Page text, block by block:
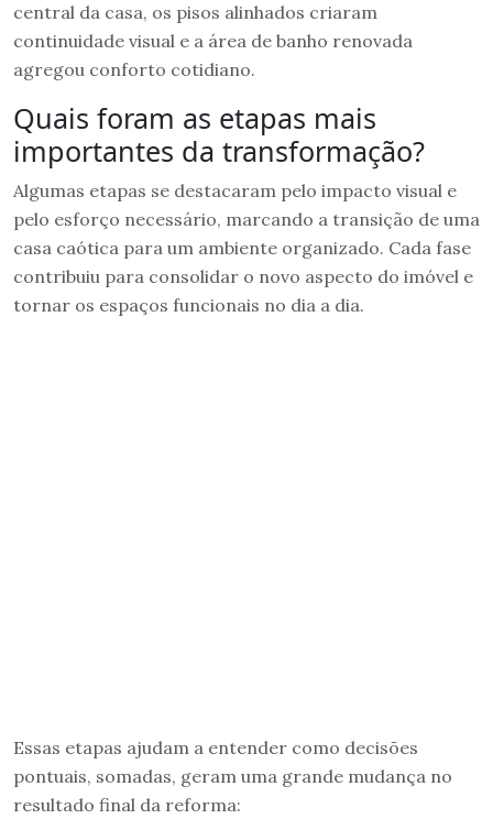
central da casa, os pisos alinhados criaram
continuidade visual e a área de banho renovada
agregou conforto cotidiano.
Quais foram as etapas mais
importantes da transformação?
Algumas etapas se destacaram pelo impacto visual e
pelo esforço necessário, marcando a transição de uma
casa caótica para um ambiente organizado. Cada fase
contribuiu para consolidar o novo aspecto do imóvel e
tornar os espaços funcionais no dia a dia.
Essas etapas ajudam a entender como decisões
pontuais, somadas, geram uma grande mudança no
resultado final da reforma: